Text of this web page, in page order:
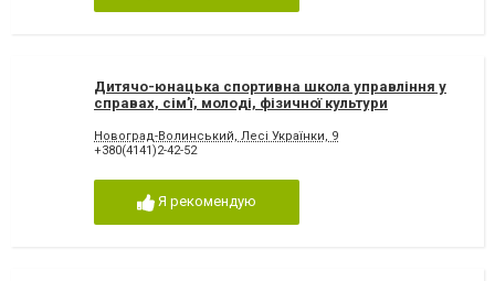
Дитячо-юнацька спортивна школа управління у
справах, сім’ї, молоді, фізичної культури
Новоград-Волинський, Лесі Українки, 9
+380(4141)2-42-52
Я рекомендую